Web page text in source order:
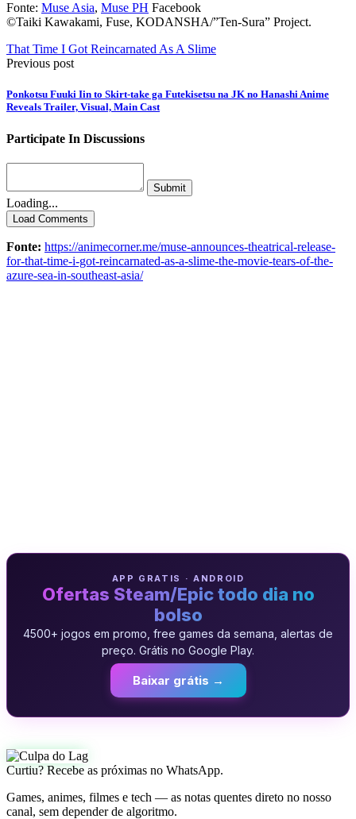
Fonte: Muse Asia, Muse PH Facebook
©Taiki Kawakami, Fuse, KODANSHA/”Ten-Sura” Project.
That Time I Got Reincarnated As A Slime
Previous post
Ponkotsu Fuuki Iin to Skirt-take ga Futekisetsu na JK no Hanashi Anime
Reveals Trailer, Visual, Main Cast
Participate In Discussions
Submit
Loading...
Load Comments
Fonte: https://animecorner.me/muse-announces-theatrical-release-
for-that-time-i-got-reincarnated-as-a-slime-the-movie-tears-of-the-
azure-sea-in-southeast-asia/
APP GRATIS · ANDROID
Ofertas Steam/Epic todo dia no
bolso
4500+ jogos em promo, free games da semana, alertas de
preço. Grátis no Google Play.
Baixar grátis →
Curtiu? Recebe as próximas no WhatsApp.
Games, animes, filmes e tech — as notas quentes direto no nosso
canal, sem depender de algoritmo.